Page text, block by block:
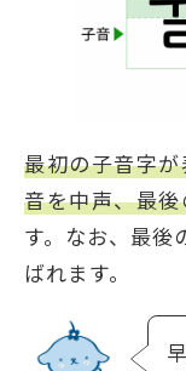
最初の子音字
音を中声、最
す。なお、最後
ばれます。